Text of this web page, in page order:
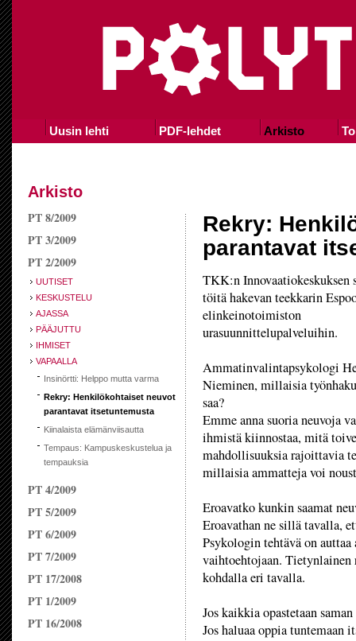
Uusin lehti PDF-lehdet Arkisto
Arkisto
PT 8/2009
PT 3/2009
PT 2/2009
UUTISET
KESKUSTELU
AJASSA
PÄÄJUTTU
IHMISET
VAPAALLA
Insinörtti: Helppo mutta varma
Rekry: Henkilökohtaiset neuvot
parantavat itsetuntemusta
Kiinalaista elämänviisautta
Tempaus: Kampuskeskustelua ja
tempauksia
PT 4/2009
PT 5/2009
PT 6/2009
PT 7/2009
PT 17/2008
PT 1/2009
PT 16/2008
Rekry:
parantavat
TKK:n Innovaatiokeskuksen
töitä hakevan teekkarin
elinkeinotoimiston
urasuunnittelupalveluihin.
Ammatinvalintapsykologi
Nieminen, millaisia
saa?
Emme anna suoria neuvoja
ihmistä kiinnostaa, mitä
mahdollisuuksia rajoittavia
millaisia ammatteja voi
Eroavatko kunkin saamat
Eroavathan ne sillä tavalla,
Psykologin tehtävä on auttaa
vaihtoehtojaan. Tietynlainen
kohdalla eri tavalla.
Jos kaikkia opastetaan
Jos haluaa oppia tuntemaan